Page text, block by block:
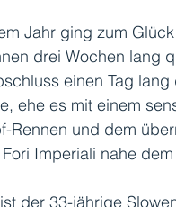
Jahr ging zum
drei Wochen lang
einen Tag
ehe es mit einem
Rennen und dem
Imperiali nahe
der 33-jährige